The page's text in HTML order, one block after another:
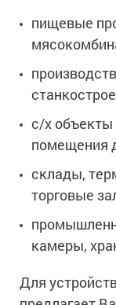
пищевые
с/х
помещения
склады,
торговые
камеры,
Для